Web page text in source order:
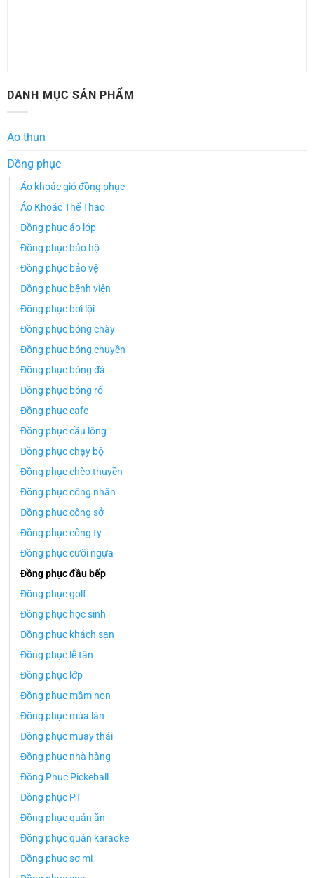
DANH MỤC SẢN PHẨM
Áo thun
Đồng phục
Áo khoác gió đồng phục
Áo Khoác Thể Thao
Đồng phục áo lớp
Đồng phục bảo hộ
Đồng phục bảo vệ
Đồng phục bệnh viện
Đồng phục bơi lội
Đồng phục bóng chày
Đồng phục bóng chuyền
Đồng phục bóng đá
Đồng phục bóng rổ
Đồng phục cafe
Đồng phục cầu lông
Đồng phục chạy bộ
Đồng phục chèo thuyền
Đồng phục công nhân
Đồng phục công sở
Đồng phục công ty
Đồng phục cưỡi ngựa
Đồng phục đầu bếp
Đồng phục golf
Đồng phục học sinh
Đồng phục khách sạn
Đồng phục lễ tân
Đồng phục lớp
Đồng phục mầm non
Đồng phục múa lân
Đồng phục muay thái
Đồng phục nhà hàng
Đồng Phục Pickeball
Đồng phục PT
Đồng phục quán ăn
Đồng phục quán karaoke
Đồng phục sơ mi